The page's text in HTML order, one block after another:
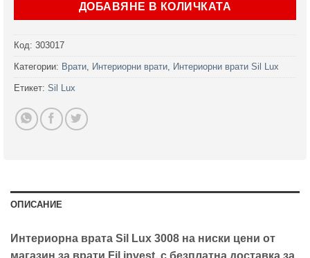
ДОБАВЯНЕ В КОЛИЧКАТА
Код: 303017
Категории: Врати Интериорни врати Интериорни врати Sil Lux
Етикет: Sil Lux
ОПИСАНИЕ
Интериорна врата Sil Lux 3008 на ниски цени от
магазин за врати Fil invest, с безплатна доставка за